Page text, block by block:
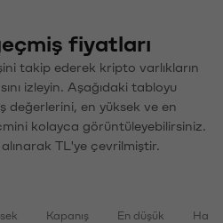
fiyatları
takip ederek kripto varlıkların
izleyin. Aşağıdaki tabloyu
değerlerini, en yüksek ve en
kolayca görüntüleyebilirsiniz.
TL'ye çevrilmiştir.
Kapanış En düşük